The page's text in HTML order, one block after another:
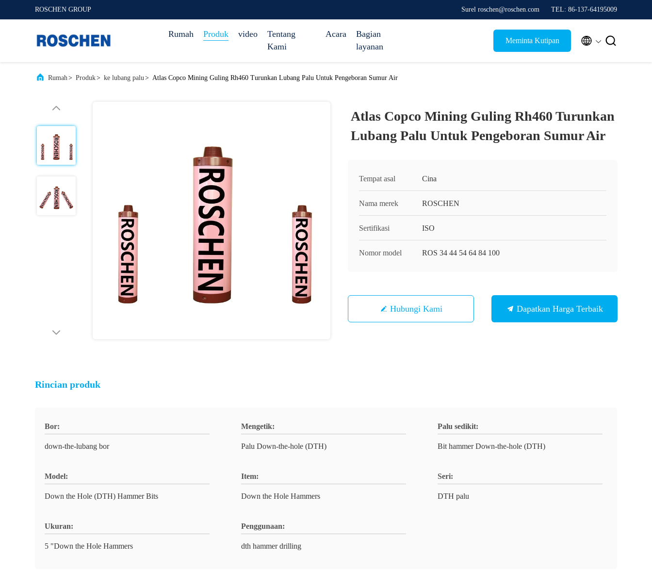
ROSCHEN GROUP Surel roschen@roschen.com TEL: 86-137-64195009
Rumah Produk video
Tentang
Kami
Acara
Bagian
layanan
Meminta Kutipan  
Rumah> Produk> ke lubang palu> Atlas Copco Mining Guling Rh460 Turunkan Lubang Palu Untuk Pengeboran Sumur Air
Atlas Copco Mining Guling Rh460 Turunkan
Lubang Palu Untuk Pengeboran Sumur Air
Tempat asal Cina
Nama merek ROSCHEN
Sertifikasi ISO
Nomor model ROS 34 44 54 64 84 100
Hubungi Kami Dapatkan Harga Terbaik
Rincian produk
Bor:
down-the-lubang bor
Mengetik:
Palu Down-the-hole (DTH)
Palu sedikit:
Bit hammer Down-the-hole (DTH)
Model:
Down the Hole (DTH) Hammer Bits
Item:
Down the Hole Hammers
Seri:
DTH palu
Ukuran:
5 "Down the Hole Hammers
Penggunaan:
dth hammer drilling